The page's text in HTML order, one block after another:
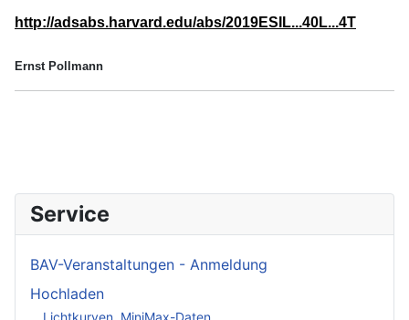
http://adsabs.harvard.edu/abs/2019ESIL...40L...4T
Ernst Pollmann
Service
BAV-Veranstaltungen - Anmeldung
Hochladen